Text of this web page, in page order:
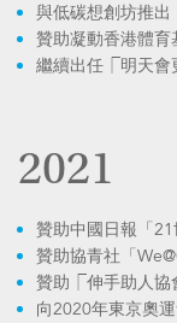
與低碳想創坊推出
贊助凝動香港體育
繼續出任⎾明天會
2021
贊助中國日報「21
贊助協青社「
贊助⎾伸手助人協
向2020年東京奧